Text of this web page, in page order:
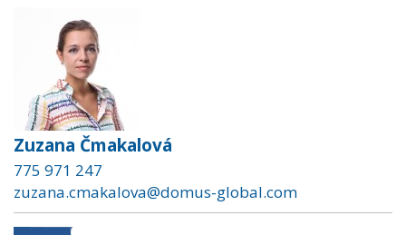
Zuzana Čmakalová
775 971 247
zuzana.cmakalova@domus-global.com